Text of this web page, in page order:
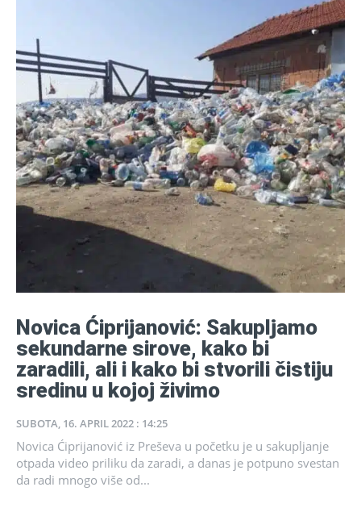
Novica Ćiprijanović: Sakupljamo
sekundarne sirove, kako bi
zaradili, ali i kako bi stvorili čistiju
sredinu u kojoj živimo
SUBOTA, 16. APRIL 2022 : 14:25
Novica Ćiprijanović iz Preševa u početku je u sakupljanje
otpada video priliku da zaradi, a danas je potpuno svestan
da radi mnogo više od...